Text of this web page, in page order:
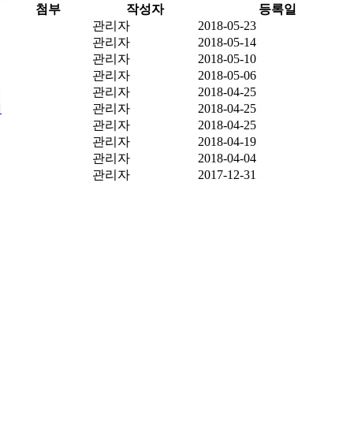
첨부 작성자 등록일
관리자 2018-05-23
관리자 2018-05-14
관리자 2018-05-10
관리자 2018-05-06
관리자 2018-04-25
관리자 2018-04-25
관리자 2018-04-25
관리자 2018-04-19
관리자 2018-04-04
관리자 2017-12-31